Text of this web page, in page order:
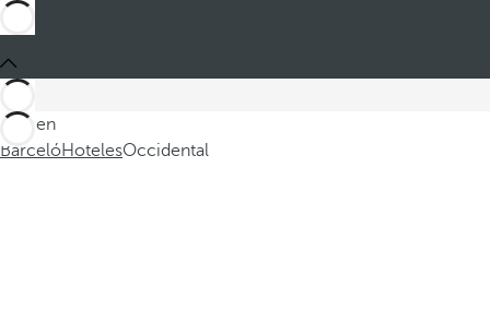
Está en
BarcelóHotelesOccidental